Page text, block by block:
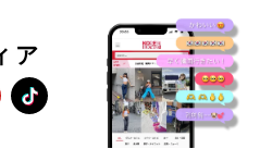
ア